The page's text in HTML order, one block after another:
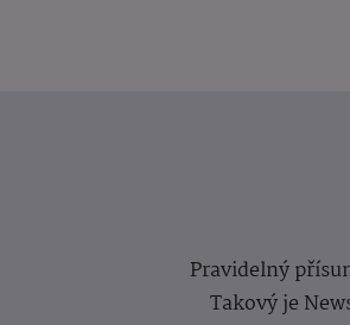
Pravidelný
Takový je